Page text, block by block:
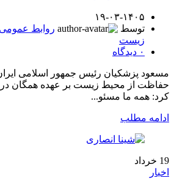
۱۹-۰۳-۱۴۰۵
توسط
روابط
زیست
۰ دیدگاه
مسعود پزشکیان رئیس جمهور اسلامی ایران
حفاظت از محیط زیست بر عهده همگان در
کرد: همه ما مسئو...
ادامه مطلب
19 خرداد
اخبار